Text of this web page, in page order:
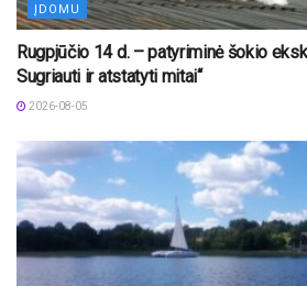
ĮDOMU
Rugpjūčio 14 d. – patyriminė šokio
Sugriauti ir atstatyti mitai“
2026-08-05